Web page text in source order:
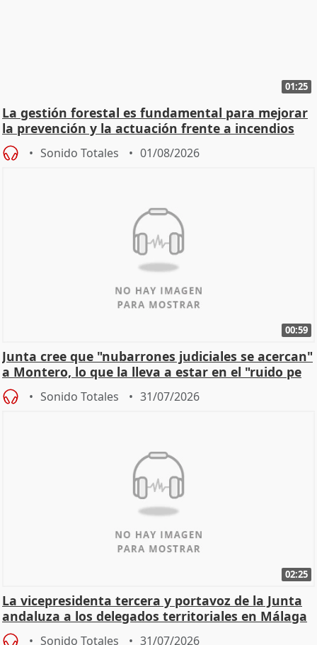
01:25
La gestión forestal es fundamental para mejorar
la prevención y la actuación frente a incendios
Sonido Totales 01/08/2026
00:59
Junta cree que "nubarrones judiciales se acercan"
a Montero, lo que la lleva a estar en el "ruido pe
Sonido Totales 31/07/2026
02:25
La vicepresidenta tercera y portavoz de la Junta
andaluza a los delegados territoriales en Málaga
Sonido Totales 31/07/2026